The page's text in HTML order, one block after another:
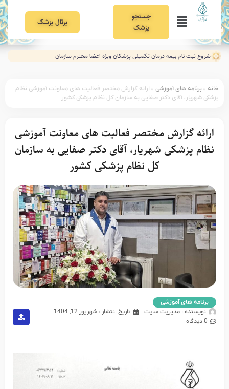
جستجو
پزشک
پرتال پزشک
شروع ثبت نام بیمه درمان تکمیلی پزشکان ویژه اعضا محترم سازمان
خانه »برنامه های آموزشی » ارائه گزارش مختصر فعالیت های معاونت آموزشی نظام
پزشکی شهریار، آقای دکتر صفایی به سازمان کل نظام پزشکی کشور
ارائه گزارش مختصر فعالیت های معاونت آموزشی
نظام پزشکی شهریار، آقای دکتر صفایی به سازمان
کل نظام پزشکی کشور
برنامه های آموزشی
نویسنده : مدیریت سایت تاریخ انتشار : شهریور 12, 1404
0 دیدگاه